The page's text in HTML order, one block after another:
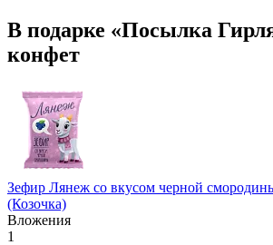
В подарке «Посылка
конфет
Зефир Лянеж со вкусом черной
(Козочка)
Вложения
1